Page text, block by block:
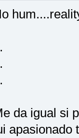
da igual si
apasionado